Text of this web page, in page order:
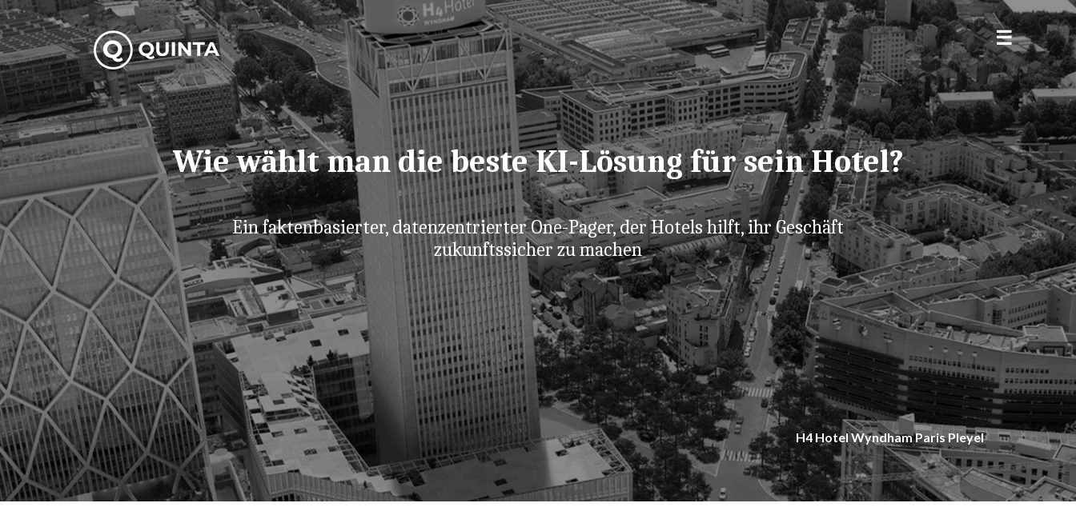
Wie wählt man die beste KI-Lösung für sein Hotel?
Ein faktenbasierter, datenzentrierter One-Pager, der Hotels hilft, ihr Geschäft
zukunftssicher zu machen
H4 Hotel Wyndham Paris Pleyel